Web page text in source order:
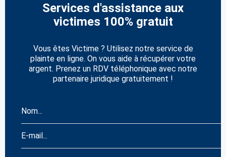
Services d'assistance aux
victimes 100% gratuit
Vous êtes Victime ? Utilisez notre service de
plainte en ligne. On vous aide à récupérer votre
argent. Prenez un RDV téléphonique avec notre
partenaire juridique gratuitement !